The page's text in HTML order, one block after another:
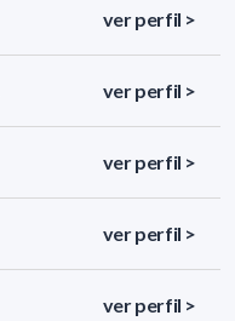
ver perfil >
ver perfil >
ver perfil >
ver perfil >
ver perfil >